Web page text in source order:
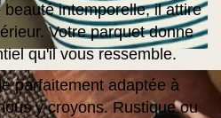
beauté intemporelle, il attire
Votre parquet donne
qu'il vous ressemble.
parfaitement adaptée à
y croyons. Rustique ou